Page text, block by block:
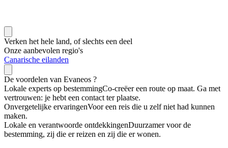
Verken het hele land, of slechts een deel
Onze aanbevolen regio's
Canarische eilanden
De voordelen van Evaneos ?
Lokale experts op bestemmingCo-creëer een route op maat. Ga met
vertrouwen: je hebt een contact ter plaatse.
Onvergetelijke ervaringenVoor een reis die u zelf niet had kunnen
maken.
Lokale en verantwoorde ontdekkingenDuurzamer voor de
bestemming, zij die er reizen en zij die er wonen.